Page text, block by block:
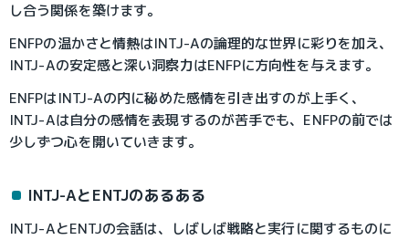
し合う関係を築けます。
ENFPの温かさと情熱はINTJ-Aの論理的な世界に彩りを加え、
INTJ-Aの安定感と深い洞察力はENFPに方向性を与えます。
ENFPはINTJ-Aの内に秘めた感情を引き出すのが上手く、
INTJ-Aは自分の感情を表現するのが苦手でも、ENFPの前では
少しずつ心を開いていきます。
INTJ-AとENTJのあるある
INTJ-AとENTJの会話は、しばしば戦略と実行に関するものに